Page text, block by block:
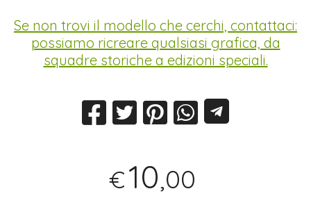
Se non trovi il modello che cerchi, contattaci:
possiamo ricreare qualsiasi grafica, da
squadre storiche a edizioni speciali.
€10,00